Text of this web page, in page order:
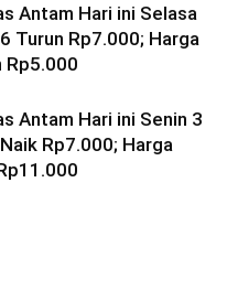
Antam Hari ini Selasa
Turun Rp7.000; Harga
Rp5.000
Antam Hari ini Senin 3
Rp7.000; Harga